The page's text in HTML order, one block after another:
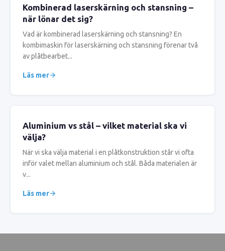
Kombinerad laserskärning och stansning –
när lönar det sig?
Vad är kombinerad laserskärning och stansning? En
kombimaskin för laserskärning och stansning förenar två
av plåtbearbet...
Läs mer
Aluminium vs stål – vilket material ska vi
välja?
När vi ska välja material i en plåtkonstruktion står vi ofta
inför valet mellan aluminium och stål. Båda materialen är
v...
Läs mer